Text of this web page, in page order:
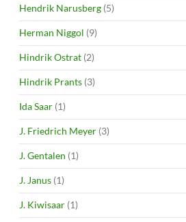
Hendrik Narusberg (5)
Herman Niggol (9)
Hindrik Ostrat (2)
Hindrik Prants (3)
Ida Saar (1)
J. Friedrich Meyer (3)
J. Gentalen (1)
J. Janus (1)
J. Kiwisaar (1)